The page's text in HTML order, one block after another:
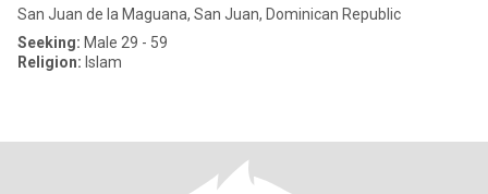
San Juan de la Maguana, San Juan, Dominican Republic
Seeking: Male 29 - 59
Religion: Islam